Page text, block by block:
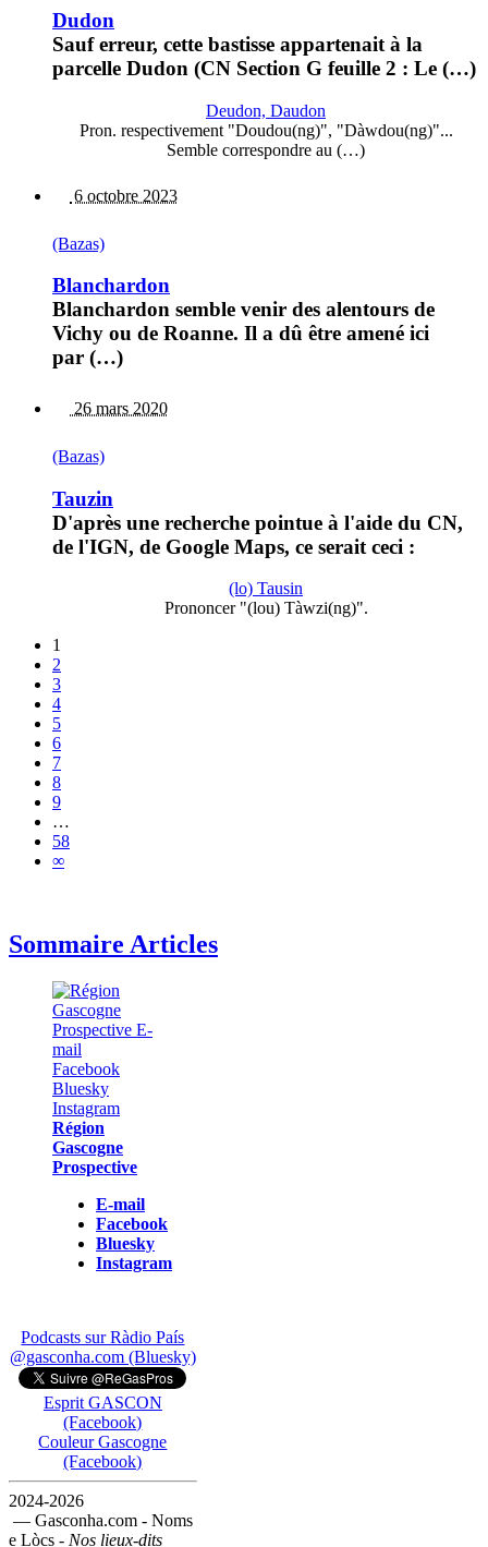
Dudon
Sauf erreur, cette bastisse appartenait à la
parcelle Dudon (CN Section G feuille 2 : Le (…)
Deudon, Daudon
Pron. respectivement "Doudou(ng)", "Dàwdou(ng)"...
Semble correspondre au (…)
6 octobre 2023
(Bazas)
Blanchardon
Blanchardon semble venir des alentours de
Vichy ou de Roanne. Il a dû être amené ici
par (…)
26 mars 2020
(Bazas)
Tauzin
D'après une recherche pointue à l'aide du CN,
de l'IGN, de Google Maps, ce serait ceci :
(lo) Tausin
Prononcer "(lou) Tàwzi(ng)".
1
2
3
4
5
6
7
8
9
…
58
∞
Sommaire Articles
Région
Gascogne
Prospective
E-mail
Facebook
Bluesky
Instagram
Podcasts sur Ràdio País
@gasconha.com (Bluesky)
Esprit GASCON
(Facebook)
Couleur Gascogne
(Facebook)
2024-2026
— Gasconha.com - Noms
e Lòcs - Nos lieux-dits